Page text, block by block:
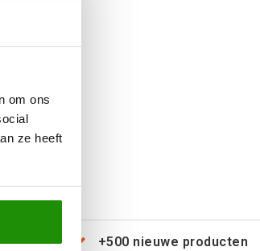
om ons
ze heeft
Europa +500 nieuwe producten